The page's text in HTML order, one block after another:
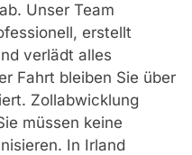
Unser Team
erstellt
verlädt alles
Fahrt bleiben Sie über
Zollabwicklung
müssen keine
In Irland